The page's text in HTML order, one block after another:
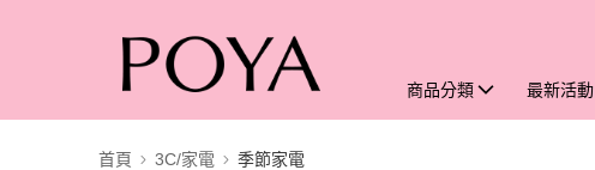
商品分類 最新活動
首頁 3C/家電 季節家電